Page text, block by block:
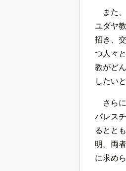
また
ユダヤ
招き、
つ人々
教がど
したい
さら
パレス
るとと
明。両
に求め